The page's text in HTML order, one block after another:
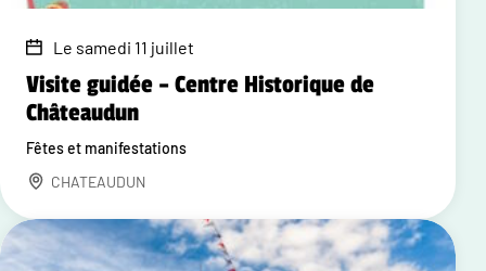
Le samedi 11 juillet
Visite guidée – Centre Historique de
Châteaudun
Fêtes et manifestations
CHATEAUDUN